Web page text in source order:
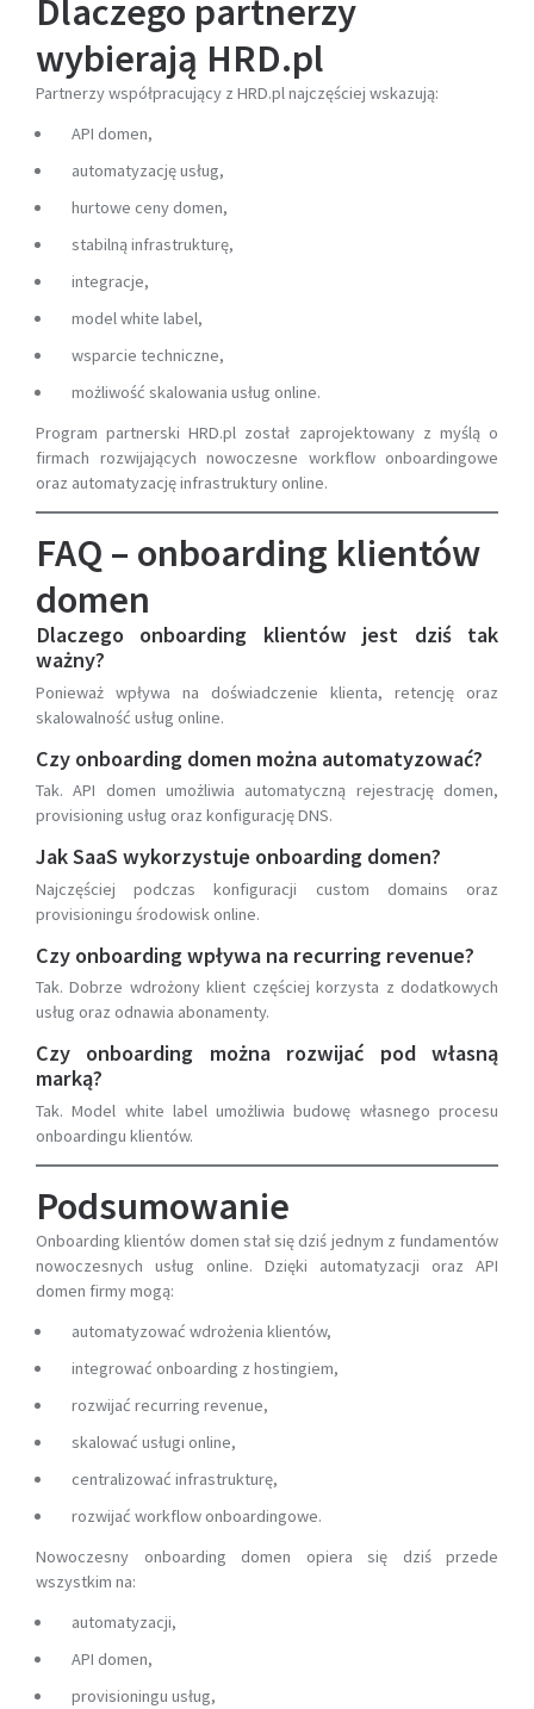
Dlaczego partnerzy
wybierają HRD.pl
Partnerzy współpracujący z HRD.pl najczęściej wskazują:
API domen,
automatyzację usług,
hurtowe ceny domen,
stabilną infrastrukturę,
integracje,
model white label,
wsparcie techniczne,
możliwość skalowania usług online.
Program partnerski HRD.pl został zaprojektowany z myślą o
firmach rozwijających nowoczesne workflow onboardingowe
oraz automatyzację infrastruktury online.
FAQ – onboarding klientów
domen
Dlaczego onboarding klientów jest dziś tak
ważny?
Ponieważ wpływa na doświadczenie klienta, retencję oraz
skalowalność usług online.
Czy onboarding domen można automatyzować?
Tak. API domen umożliwia automatyczną rejestrację domen,
provisioning usług oraz konfigurację DNS.
Jak SaaS wykorzystuje onboarding domen?
Najczęściej podczas konfiguracji custom domains oraz
provisioningu środowisk online.
Czy onboarding wpływa na recurring revenue?
Tak. Dobrze wdrożony klient częściej korzysta z dodatkowych
usług oraz odnawia abonamenty.
Czy onboarding można rozwijać pod własną
marką?
Tak. Model white label umożliwia budowę własnego procesu
onboardingu klientów.
Podsumowanie
Onboarding klientów domen stał się dziś jednym z fundamentów
nowoczesnych usług online. Dzięki automatyzacji oraz API
domen firmy mogą:
automatyzować wdrożenia klientów,
integrować onboarding z hostingiem,
rozwijać recurring revenue,
skalować usługi online,
centralizować infrastrukturę,
rozwijać workflow onboardingowe.
Nowoczesny onboarding domen opiera się dziś przede
wszystkim na:
automatyzacji,
API domen,
provisioningu usług,